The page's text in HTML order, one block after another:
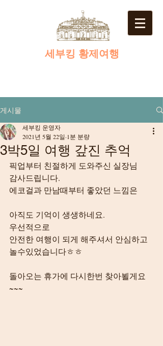
​세부킹 황제여행
게시물
3박5일 여행 갚진 추억
세부킹 운영자
2021년 5월 22일 1분 분량
픽업부터 친절하게 도와주신 실장님
감사드립니다.
에코걸과 만남때부터 좋았던 느낌은
아직도 기억이 생생하네요.
우선적으로
안전한 여행이 되게 해주셔서 안심하고
놀수있었습니다ㅎㅎ
돌아오는 휴가에 다시한번 찾아뵐게요
~~~